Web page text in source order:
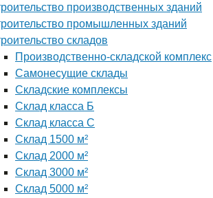
производственных зданий
промышленных зданий
складов
Производственно-складской комплекс
Самонесущие склады
Складские комплексы
Склад класса Б
Склад класса С
Склад 1500 м²
Склад 2000 м²
Склад 3000 м²
Склад 5000 м²